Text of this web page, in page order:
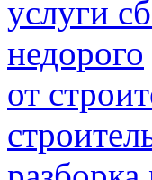
услуги
недорого
от